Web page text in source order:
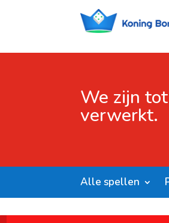
We zijn
verwerkt.
Alle spellen